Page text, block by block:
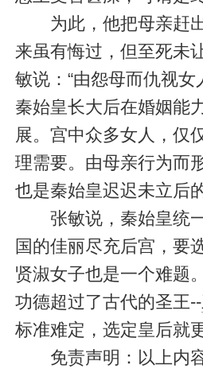
为此，他把母亲赶出
来虽有悔过，但至死未
敏说：“由怨母而仇视
秦始皇长大后在婚姻能
展。宫中众多女人，仅
理需要。由母亲行为而
也是秦始皇迟迟未立后
张敏说，秦始皇统一
国的佳丽尽充后宫，要
贤淑女子也是一个难题
功德超过了古代的圣王--
标准难定，选定皇后就
免责声明：以上内容